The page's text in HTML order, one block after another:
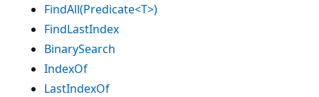
FindAll(Predicate<T>)
FindLastIndex
BinarySearch
IndexOf
LastIndexOf